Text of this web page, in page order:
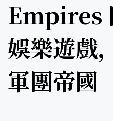
Empires
娛樂遊戲
軍團帝國